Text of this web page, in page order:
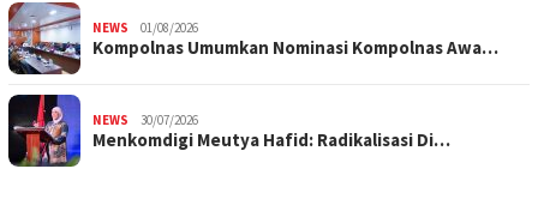
NEWS 01/08/2026
Kompolnas Umumkan Nominasi Kompolnas Awa…
NEWS 30/07/2026
Menkomdigi Meutya Hafid: Radikalisasi Di…